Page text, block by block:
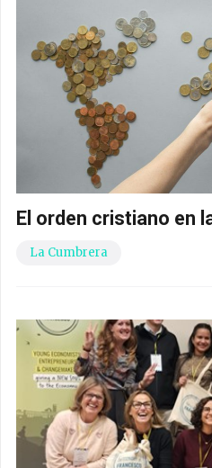
El orden cristiano en
La Cumbrera